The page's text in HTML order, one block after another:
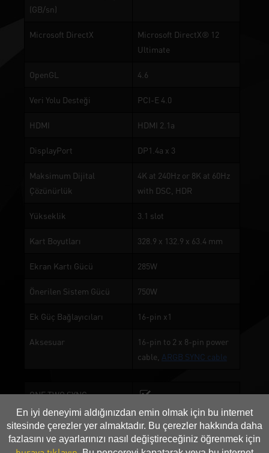
En iyi deneyimi aldığınızdan emin olmak için bu internet
sitesinde çerezler yer almaktadır. Bu çerezler hakkında daha
fazlasını ve ayarlarınızı nasıl değiştireceğiniz öğrenmek için
(GB/sn)
Microsoft DirectX
Microsoft DirectX® 12
Ultimate
OpenGL 4.6
Veri Yolu Desteği PCI-E 4.0
HDMI HDMI 2.1a
DisplayPort DP1.4a x 3
Maksimum Dijital
Çözünürlük
4K at 240Hz or 8K at 60Hz
with DSC, HDR
Yükseklik 3.1 slot
Kart Boyutları 328.9 x 132.9 x 63.4 mm
Ekran Kartı Gücü 285W
Önerilen Sistem Gücü 750W
Ek Güç Bağlayıcıları 16-pin x1
Aksesuar
16-pin to 2 x 8-pin power
cable, ARGB SYNC cable
ONE TWO SYNC
ARGB ışıklandırma
Gale Hunter Fan